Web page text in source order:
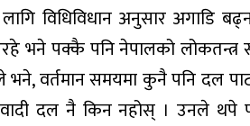
विधिविधान अनुसार अगाडि
भने पक्कै पनि नेपालको लोकतन्त्र
वर्तमान समयमा कुनै पनि दल
दल नै किन नहोस् । उनले थपे